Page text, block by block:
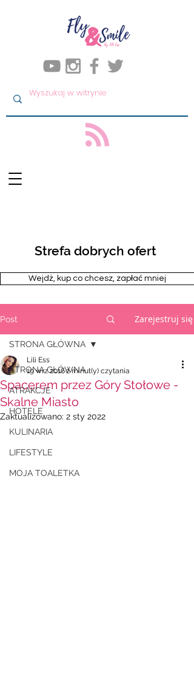
Strefa dobrych ofert
Wejdż, kup co chcesz, zapłać mniej
Post Zarejestruj się
STRONA GŁÓWNA
ATRAKCJE
HOTELE
KULINARIA
LIFESTYLE
MOJA TOALETKA
STRONA GŁÓWNA
Spacerem przez Góry Stołowe -
Skalne Miasto
Lili Ess
19 wrz 20162 minut(y) czytania
Zaktualizowano: 2 sty 2022